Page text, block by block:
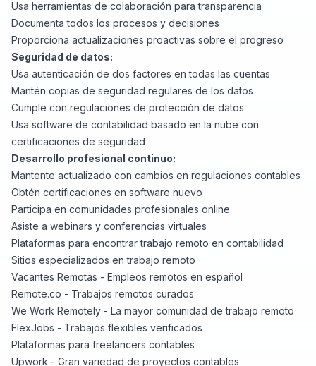
Usa herramientas de colaboración para transparencia
Documenta todos los procesos y decisiones
Proporciona actualizaciones proactivas sobre el progreso
Seguridad de datos:
Usa autenticación de dos factores en todas las cuentas
Mantén copias de seguridad regulares de los datos
Cumple con regulaciones de protección de datos
Usa software de contabilidad basado en la nube con
certificaciones de seguridad
Desarrollo profesional continuo:
Mantente actualizado con cambios en regulaciones contables
Obtén certificaciones en software nuevo
Participa en comunidades profesionales online
Asiste a webinars y conferencias virtuales
Plataformas para encontrar trabajo remoto en contabilidad
Sitios especializados en trabajo remoto
Vacantes Remotas - Empleos remotos en español
Remote.co - Trabajos remotos curados
We Work Remotely - La mayor comunidad de trabajo remoto
FlexJobs - Trabajos flexibles verificados
Plataformas para freelancers contables
Upwork - Gran variedad de proyectos contables